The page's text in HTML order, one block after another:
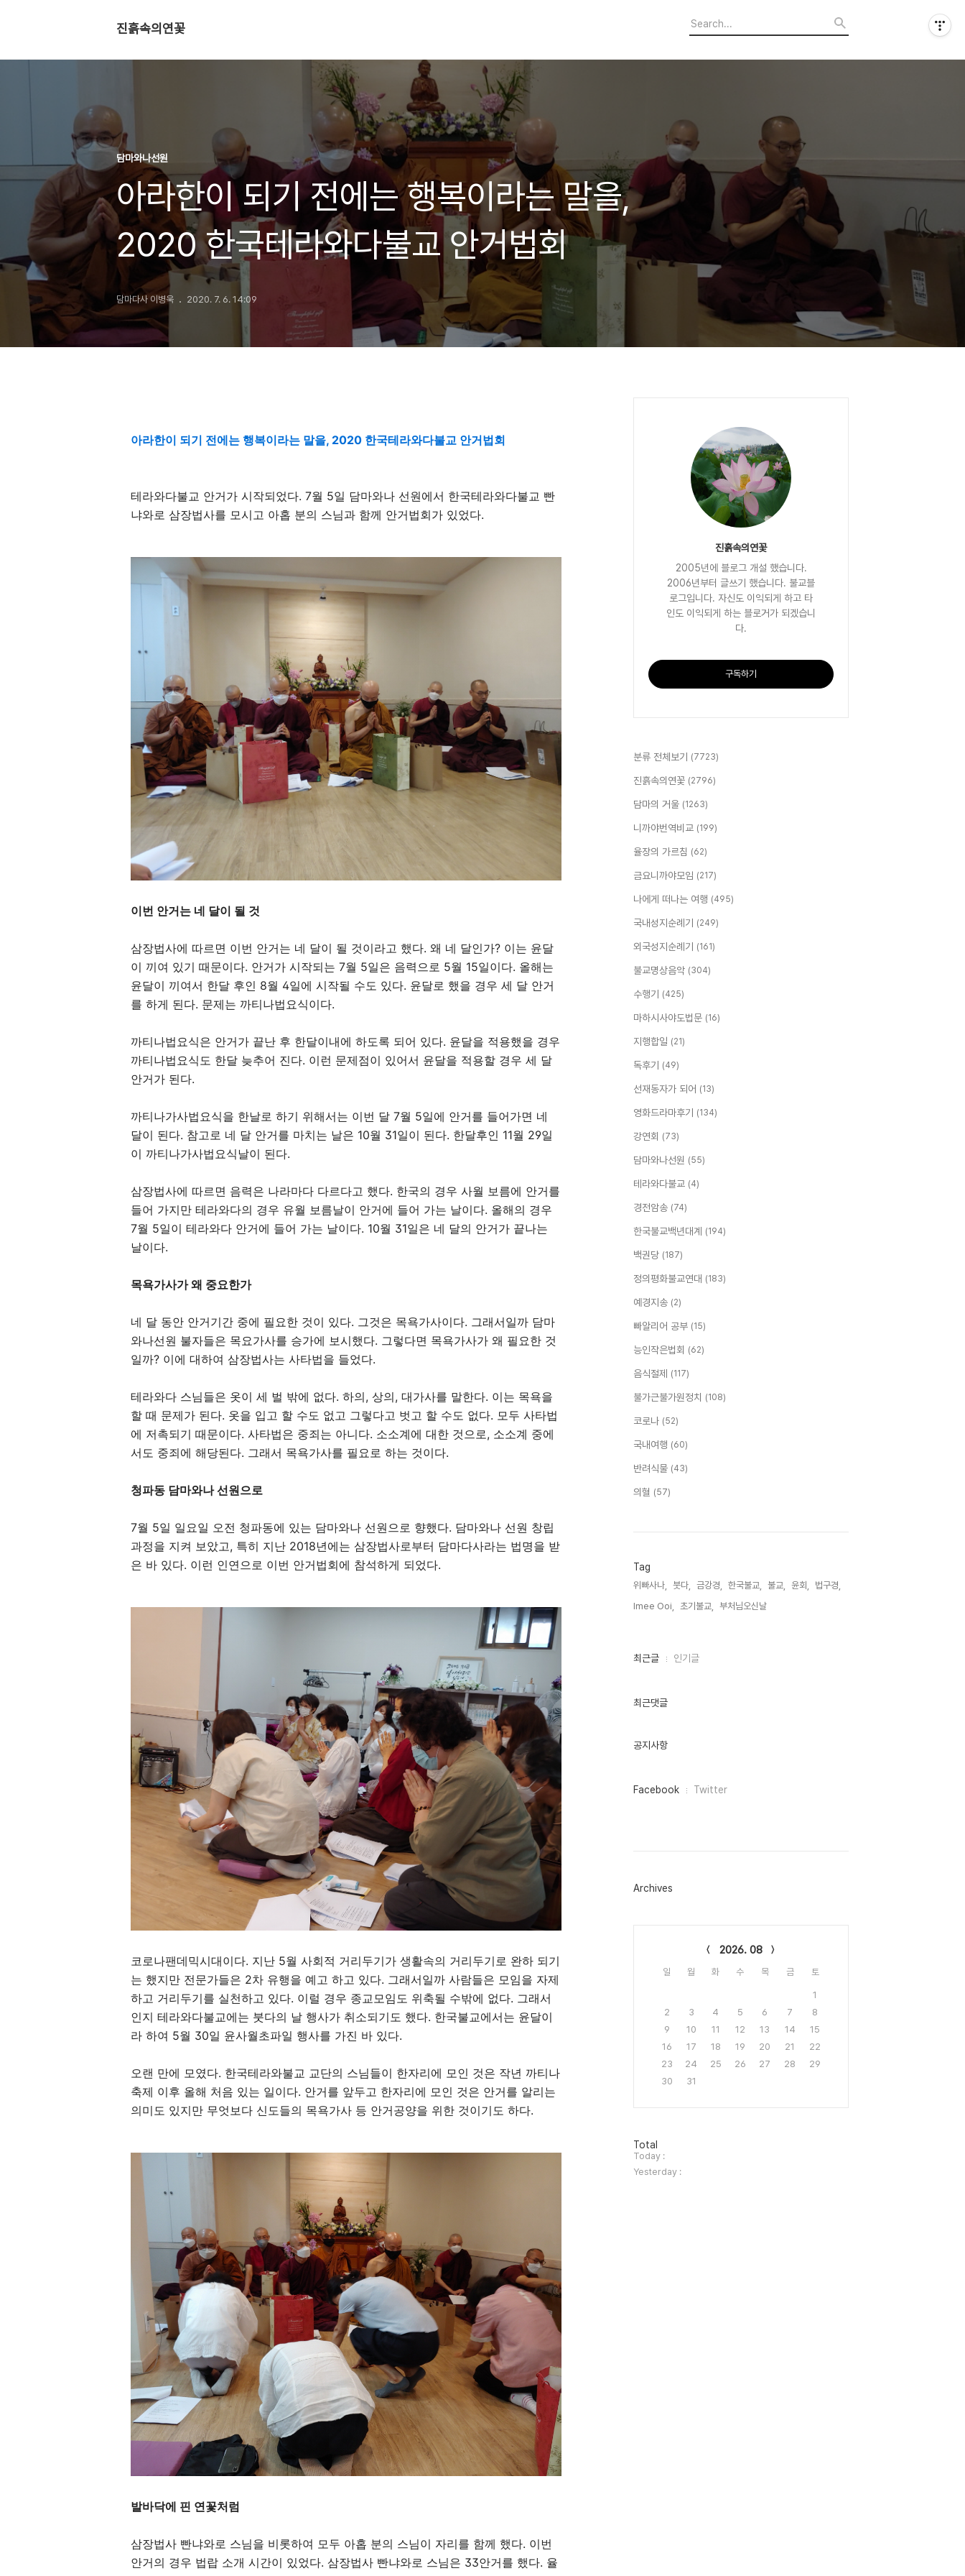
진흙속의연꽃
담마와나선원
아라한이 되기 전에는 행복이라는 말을,
2020 한국테라와다불교 안거법회
담마다사 이병욱 2020. 7. 6. 14:09
아라한이 되기 전에는 행복이라는 말을, 2020 한국테라와다불교 안거법회
테라와다불교 안거가 시작되었다. 7월 5일 담마와나 선원에서 한국테라와다불교 빤
냐와로 삼장법사를 모시고 아홉 분의 스님과 함께 안거법회가 있었다.
이번 안거는 네 달이 될 것
삼장법사에 따르면 이번 안거는 네 달이 될 것이라고 했다. 왜 네 달인가? 이는 윤달
이 끼여 있기 때문이다. 안거가 시작되는 7월 5일은 음력으로 5월 15일이다. 올해는
윤달이 끼여서 한달 후인 8월 4일에 시작될 수도 있다. 윤달로 했을 경우 세 달 안거
를 하게 된다. 문제는 까티나법요식이다.
까티나법요식은 안거가 끝난 후 한달이내에 하도록 되어 있다. 윤달을 적용했을 경우
까티나법요식도 한달 늦추어 진다. 이런 문제점이 있어서 윤달을 적용할 경우 세 달
안거가 된다.
까티나가사법요식을 한날로 하기 위해서는 이번 달 7월 5일에 안거를 들어가면 네
달이 된다. 참고로 네 달 안거를 마치는 날은 10월 31일이 된다. 한달후인 11월 29일
이 까티나가사법요식날이 된다.
삼장법사에 따르면 음력은 나라마다 다르다고 했다. 한국의 경우 사월 보름에 안거를
들어 가지만 테라와다의 경우 유월 보름날이 안거에 들어 가는 날이다. 올해의 경우
7월 5일이 테라와다 안거에 들어 가는 날이다. 10월 31일은 네 달의 안거가 끝나는
날이다.
목욕가사가 왜 중요한가
네 달 동안 안거기간 중에 필요한 것이 있다. 그것은 목욕가사이다. 그래서일까 담마
와나선원 불자들은 목요가사를 승가에 보시했다. 그렇다면 목욕가사가 왜 필요한 것
일까? 이에 대하여 삼장법사는 사타법을 들었다.
테라와다 스님들은 옷이 세 벌 밖에 없다. 하의, 상의, 대가사를 말한다. 이는 목욕을
할 때 문제가 된다. 옷을 입고 할 수도 없고 그렇다고 벗고 할 수도 없다. 모두 사타법
에 저촉되기 때문이다. 사타법은 중죄는 아니다. 소소계에 대한 것으로, 소소계 중에
서도 중죄에 해당된다. 그래서 목욕가사를 필요로 하는 것이다.
청파동 담마와나 선원으로
7월 5일 일요일 오전 청파동에 있는 담마와나 선원으로 향했다. 담마와나 선원 창립
과정을 지켜 보았고, 특히 지난 2018년에는 삼장법사로부터 담마다사라는 법명을 받
은 바 있다. 이런 인연으로 이번 안거법회에 참석하게 되었다.
코로나팬데믹시대이다. 지난 5월 사회적 거리두기가 생활속의 거리두기로 완하 되기
는 했지만 전문가들은 2차 유행을 예고 하고 있다. 그래서일까 사람들은 모임을 자제
하고 거리두기를 실천하고 있다. 이럴 경우 종교모임도 위축될 수밖에 없다. 그래서
인지 테라와다불교에는 붓다의 날 행사가 취소되기도 했다. 한국불교에서는 윤달이
라 하여 5월 30일 윤사월초파일 행사를 가진 바 있다.
오랜 만에 모였다. 한국테라와불교 교단의 스님들이 한자리에 모인 것은 작년 까티나
축제 이후 올해 처음 있는 일이다. 안거를 앞두고 한자리에 모인 것은 안거를 알리는
의미도 있지만 무엇보다 신도들의 목욕가사 등 안거공양을 위한 것이기도 하다.
발바닥에 핀 연꽃처럼
삼장법사 빤냐와로 스님을 비롯하여 모두 아홉 분의 스님이 자리를 함께 했다. 이번
안거의 경우 법랍 소개 시간이 있었다. 삼장법사 빤냐와로 스님은 33안거를 했다. 율
진흙속의연꽃
2005년에 블로그 개설 했습니다.
2006년부터 글쓰기 했습니다. 불교블
로그입니다. 자신도 이익되게 하고 타
인도 이익되게 하는 블로거가 되겠습니
다.
구독하기
분류 전체보기 (7723)
진흙속의연꽃 (2796)
담마의 거울 (1263)
니까야번역비교 (199)
율장의 가르침 (62)
금요니까야모임 (217)
나에게 떠나는 여행 (495)
국내성지순례기 (249)
외국성지순례기 (161)
불교명상음악 (304)
수행기 (425)
마하시사야도법문 (16)
지행합일 (21)
독후기 (49)
선재동자가 되어 (13)
영화드라마후기 (134)
강연회 (73)
담마와나선원 (55)
테라와다불교 (4)
경전암송 (74)
한국불교백년대계 (194)
백권당 (187)
정의평화불교연대 (183)
예경지송 (2)
빠알리어 공부 (15)
능인작은법회 (62)
음식절제 (117)
불가근불가원정치 (108)
코로나 (52)
국내여행 (60)
반려식물 (43)
의혈 (57)
Tag
위빠사나, 붓다, 금강경, 한국불교, 불교, 윤회,
법구경,
Imee Ooi,
초기불교, 부처님오신날,
최
인
최근글 인기글
최근댓글
공지사항
페
그
Facebook Twitter
Archives
2026. 08
일 월 화 수 목 금 토
1
2
3 4 5 6 7
8
9
10 11 12 13 14
15
16
17 18 19 20 21
22
23
24 25 26 27 28
29
30
31
방
문
자
수
Total
Today :
Yesterday :